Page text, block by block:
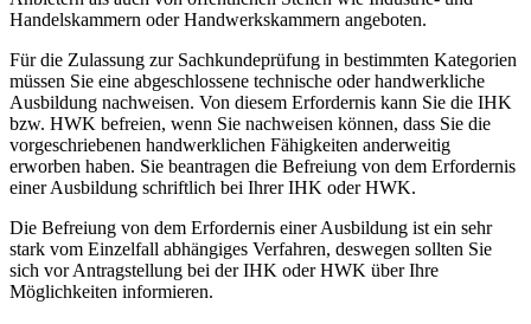
Handelskammern oder Handwerkskammern angeboten.
Für die Zulassung zur Sachkundeprüfung in bestimmten Kategorien
müssen Sie eine abgeschlossene technische oder handwerkliche
Ausbildung nachweisen. Von diesem Erfordernis kann Sie die IHK
bzw. HWK befreien, wenn Sie nachweisen können, dass Sie die
vorgeschriebenen handwerklichen Fähigkeiten anderweitig
erworben haben. Sie beantragen die Befreiung von dem Erfordernis
einer Ausbildung schriftlich bei Ihrer IHK oder HWK.
Die Befreiung von dem Erfordernis einer Ausbildung ist ein sehr
stark vom Einzelfall abhängiges Verfahren, deswegen sollten Sie
sich vor Antragstellung bei der IHK oder HWK über Ihre
Möglichkeiten informieren.